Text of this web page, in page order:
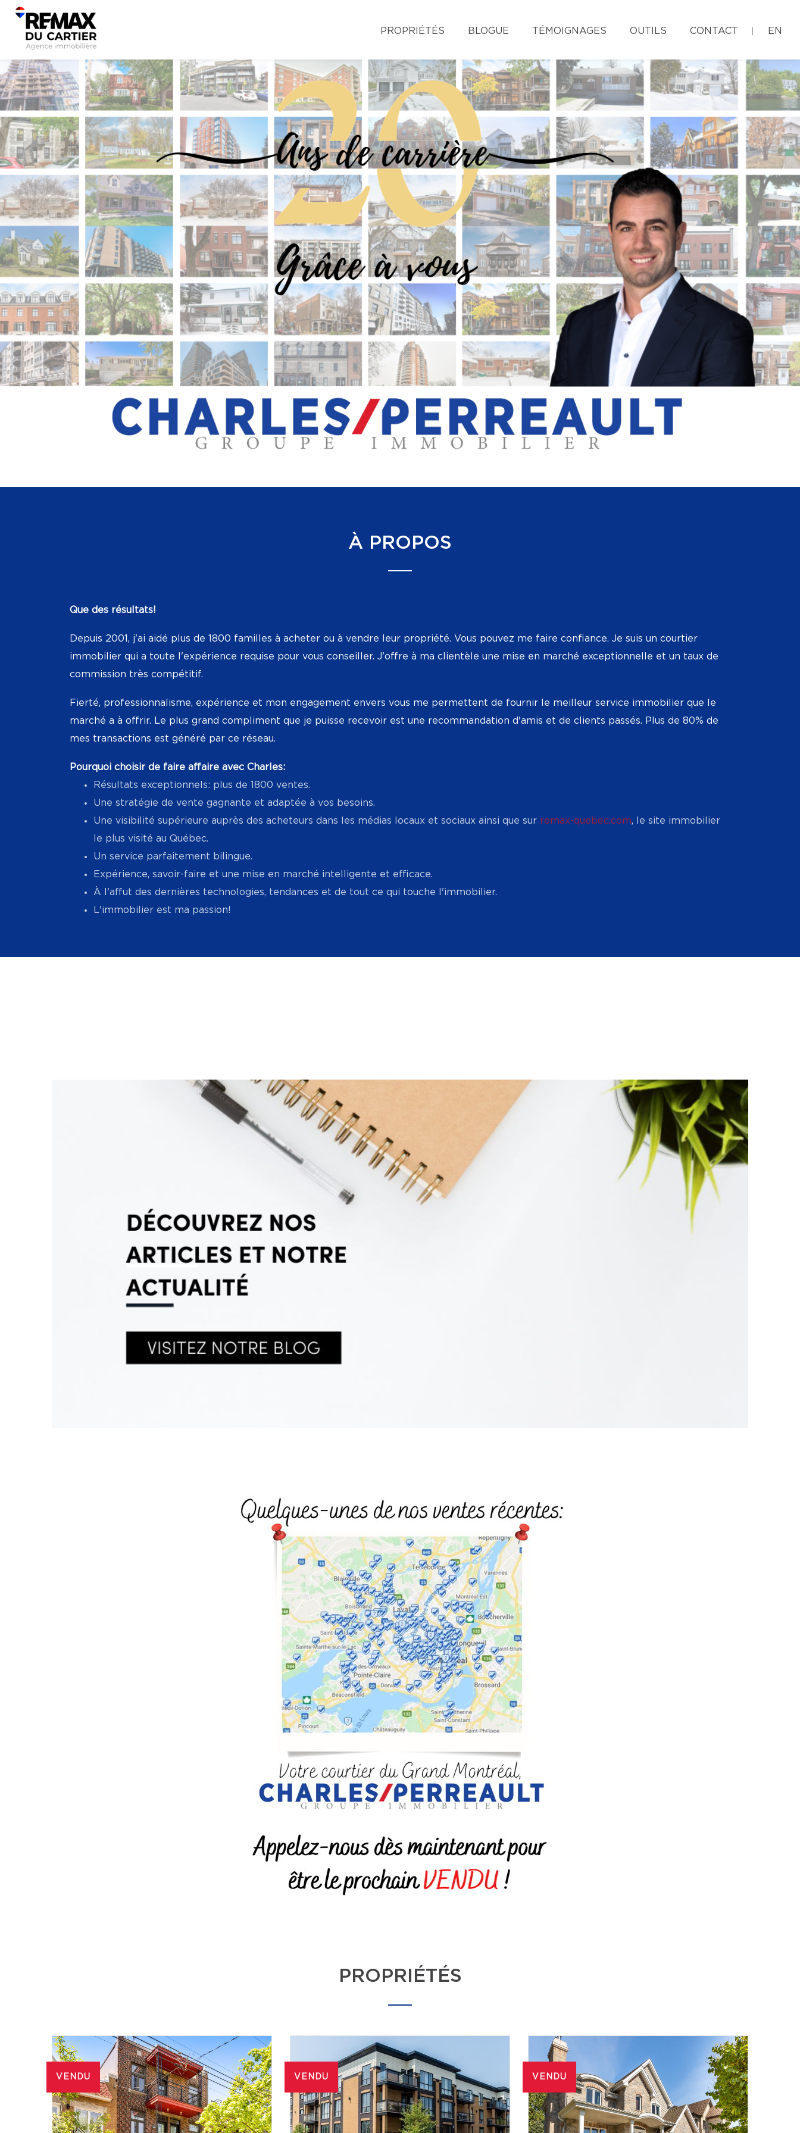
PROPRIÉTÉS BLOGUE TÉMOIGNAGES OUTILS CONTACT EN
À PROPOS
Que des résultats!
Depuis 2001, j'ai aidé plus de 1800 familles à acheter ou à vendre leur propriété. Vous pouvez me faire confiance. Je suis un courtier
immobilier qui a toute l'expérience requise pour vous conseiller. J'offre à ma clientèle une mise en marché exceptionnelle et un taux de
commission très compétitif.
Fierté, professionnalisme, expérience et mon engagement envers vous me permettent de fournir le meilleur service immobilier que le
marché a à offrir. Le plus grand compliment que je puisse recevoir est une recommandation d'amis et de clients passés. Plus de 80% de
mes transactions est généré par ce réseau.
Pourquoi choisir de faire affaire avec Charles:
Résultats exceptionnels: plus de 1800 ventes.
Une stratégie de vente gagnante et adaptée à vos besoins.
Une visibilité supérieure auprès des acheteurs dans les médias locaux et sociaux ainsi que sur remax-quebec.com, le site immobilier
le plus visité au Québec.
Un service parfaitement bilingue.
Expérience, savoir-faire et une mise en marché intelligente et efficace.
À l'affut des dernières technologies, tendances et de tout ce qui touche l'immobilier.
L'immobilier est ma passion!
PROPRIÉTÉS
VENDU VENDU VENDU